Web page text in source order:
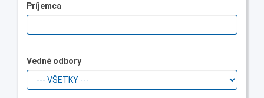
Príjemca
Vedné odbory